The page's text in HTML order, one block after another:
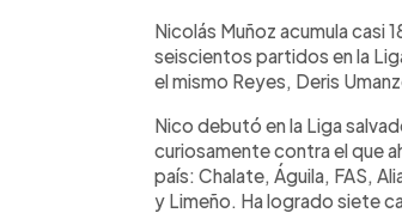
Nicolás Muñoz acumula casi
seiscientos partidos en la
el mismo Reyes, Deris
Nico debutó en la Liga
curiosamente contra el que
país: Chalate, Águila, FAS,
y Limeño. Ha logrado siete